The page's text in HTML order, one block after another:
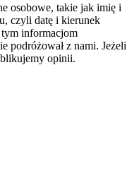
osobowe, takie jak imię i
czyli datę i kierunek
informacjom
podróżował z nami. Jeżeli
opinii.